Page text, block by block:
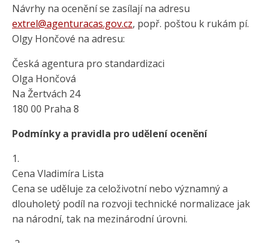
Návrhy na ocenění se zasílají na adresu
extrel@agenturacas.gov.cz, popř. poštou k rukám pí.
Olgy Hončové na adresu:
Česká agentura pro standardizaci
Olga Hončová
Na Žertvách 24
180 00 Praha 8
Podmínky a pravidla pro udělení ocenění
1.
Cena Vladimíra Lista
Cena se uděluje za celoživotní nebo významný a
dlouholetý podíl na rozvoji technické normalizace jak
na národní, tak na mezinárodní úrovni.